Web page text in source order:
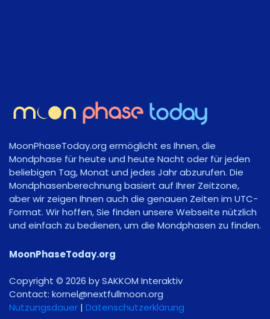
MoonPhaseToday.org ermöglicht es Ihnen, die
Mondphase für heute und heute Nacht oder für jeden
beliebigen Tag, Monat und jedes Jahr abzurufen. Die
Mondphasenberechnung basiert auf Ihrer Zeitzone,
aber wir zeigen Ihnen auch die genauen Zeiten im UTC-
Format. Wir hoffen, Sie finden unsere Webseite nützlich
und einfach zu bedienen, um die Mondphasen zu finden.
MoonPhaseToday.org
Copyright © 2026 by SAKKOM Interaktiv
Contact: gro.noomlluftxen@lenrok
Nutzungsdauer | Datenschutzerklärung